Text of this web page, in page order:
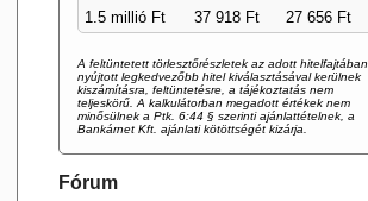
1.5 millió Ft
37 918 Ft 27 656 Ft
A feltüntetett törlesztőrészletek az adott hitelfajtában
nyújtott legkedvezőbb hitel kiválasztásával kerülnek
kiszámításra, feltüntetésre, a tájékoztatás nem
teljeskörű. A kalkulátorban megadott értékek nem
minősülnek a Ptk. 6:44 § szerinti ajánlattételnek, a
Bankárnet Kft. ajánlati kötöttségét kizárja.
Fórum